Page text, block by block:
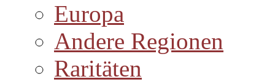
Europa
Andere Regionen
Raritäten